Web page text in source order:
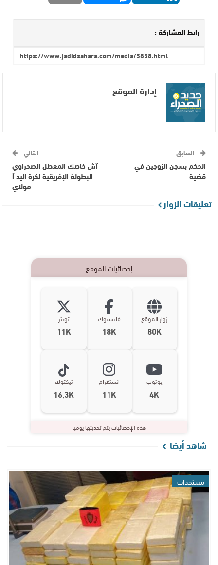
رابط المشاركة :
إدارة الموقع
السابق
الحكم بسجن الزوجين في
قضية
التالي
آش خاصك المعطل الصحراوي
البطولة الإفريقية لكرة اليد آ
مولاي
تعليقات الزوار
إحصائيات الموقع
زوار الموقع
80K
فايسبوك
18K
تويتر
11K
يوتوب
4K
انستغرام
11K
تيكتوك
16,3K
هذه الإحصائيات يتم تحديثها يوميا
شاهد أيضا
مستجدات